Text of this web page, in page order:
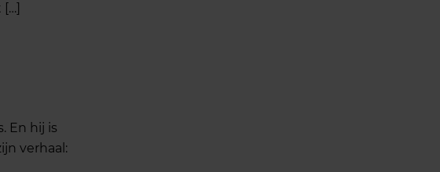
En hij is
verhaal: